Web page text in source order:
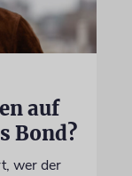
auf
Bond?
wer der